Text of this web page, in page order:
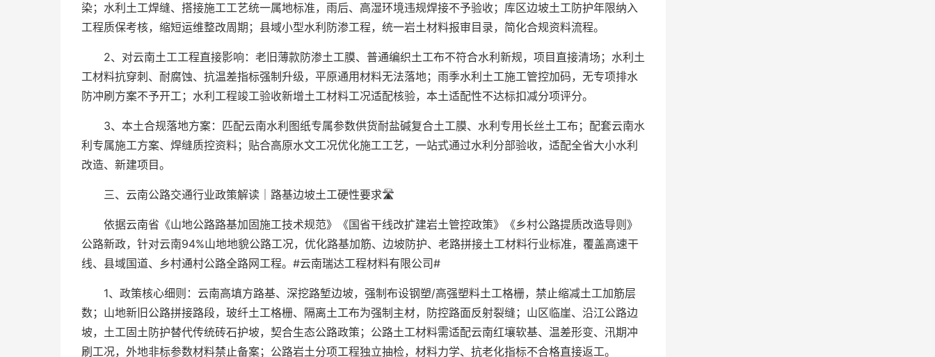
染；水利土工焊缝、搭接施工工艺统一属地标准，雨后、高湿环境违规焊接不予验收；库区边坡土工防护年限纳入
工程质保考核，缩短运维整改周期；县域小型水利防渗工程，统一岩土材料报审目录，简化合规资料流程。
2、对云南土工工程直接影响：老旧薄款防渗土工膜、普通编织土工布不符合水利新规，项目直接清场；水利土
工材料抗穿刺、耐腐蚀、抗温差指标强制升级，平原通用材料无法落地；雨季水利土工施工管控加码，无专项排水
防冲刷方案不予开工；水利工程竣工验收新增土工材料工况适配核验，本土适配性不达标扣减分项评分。
3、本土合规落地方案：匹配云南水利图纸专属参数供货耐盐碱复合土工膜、水利专用长丝土工布；配套云南水
利专属施工方案、焊缝质控资料；贴合高原水文工况优化施工工艺，一站式通过水利分部验收，适配全省大小水利
改造、新建项目。
三、云南公路交通行业政策解读｜路基边坡土工硬性要求🛣️
依据云南省《山地公路路基加固施工技术规范》《国省干线改扩建岩土管控政策》《乡村公路提质改造导则》
公路新政，针对云南94%山地地貌公路工况，优化路基加筋、边坡防护、老路拼接土工材料行业标准，覆盖高速干
线、县域国道、乡村通村公路全路网工程。#云南瑞达工程材料有限公司#
1、政策核心细则：云南高填方路基、深挖路堑边坡，强制布设钢塑/高强塑料土工格栅，禁止缩减土工加筋层
数；山地新旧公路拼接路段，玻纤土工格栅、隔离土工布为强制主材，防控路面反射裂缝；山区临崖、沿江公路边
坡，土工固土防护替代传统砖石护坡，契合生态公路政策；公路土工材料需适配云南红壤软基、温差形变、汛期冲
刷工况，外地非标参数材料禁止备案；公路岩土分项工程独立抽检，材料力学、抗老化指标不合格直接返工。